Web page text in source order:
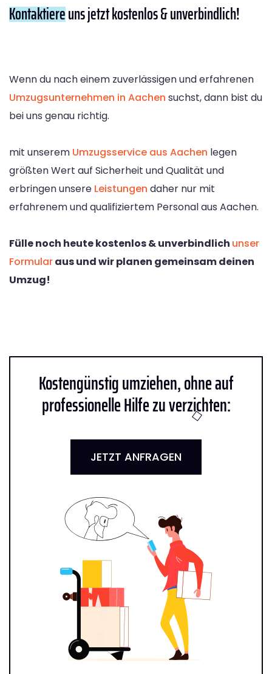
Kontaktiereuns jetzt kostenlos & unverbindlich!
Wenn du nach einem zuverlässigen und erfahrenen
Umzugsunternehmen in Aachen suchst, dann bist du
bei uns genau richtig.
mit unserem Umzugsservice aus Aachen legen
größten Wert auf Sicherheit und Qualität und
erbringen unsere Leistungen daher nur mit
erfahrenem und qualifiziertem Personal aus Aachen.
Fülle noch heute kostenlos & unverbindlich unser
Formularaus und wir planen gemeinsam deinen
Umzug!
Kostengünstig umziehen, ohne auf
professionelle Hilfe zu verzichten:
JETZT ANFRAGEN